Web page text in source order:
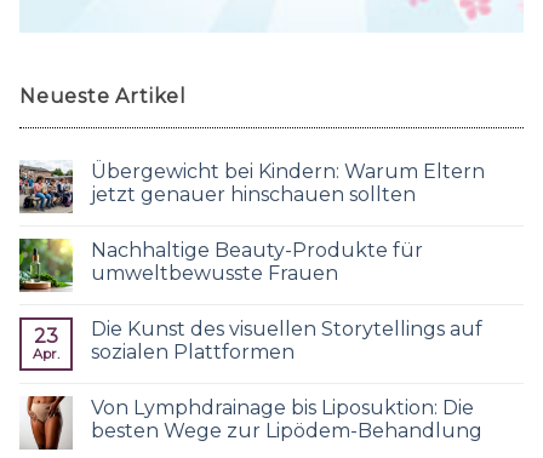
Neueste Artikel
Übergewicht bei Kindern: Warum Eltern
jetzt genauer hinschauen sollten
Nachhaltige Beauty-Produkte für
umweltbewusste Frauen
23
Apr.
Die Kunst des visuellen Storytellings auf
sozialen Plattformen
Von Lymphdrainage bis Liposuktion: Die
besten Wege zur Lipödem-Behandlung